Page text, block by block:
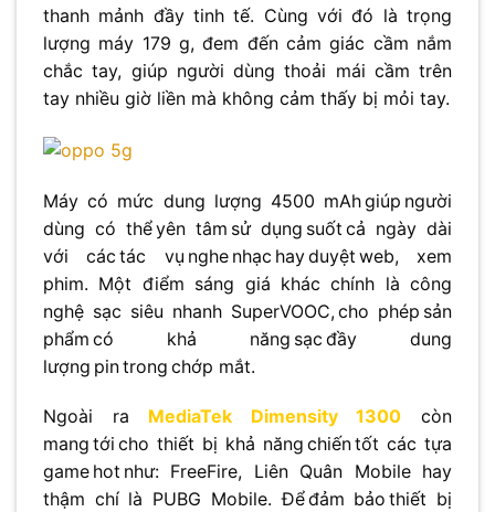
thanh mảnh đầy tinh tế. Cùng với đó là trọng
lượng máy 179 g, đem đến cảm giác cầm nắm
chắc tay, giúp người dùng thoải mái cầm trên
tay nhiều giờ liền mà không cảm thấy bị mỏi tay.
Máy có mức dung lượng 4500 mAh giúp người
dùng có thể yên tâm sử dụng suốt cả ngày dài
với các tác vụ nghe nhạc hay duyệt web, xem
phim. Một điểm sáng giá khác chính là công
nghệ sạc siêu nhanh SuperVOOC, cho phép sản
phẩm có khả năng sạc đầy dung
lượng pin trong chớp mắt.
Ngoài ra MediaTek Dimensity 1300 còn
mang tới cho thiết bị khả năng chiến tốt các tựa
game hot như: FreeFire, Liên Quân Mobile hay
thậm chí là PUBG Mobile. Để đảm bảo thiết bị